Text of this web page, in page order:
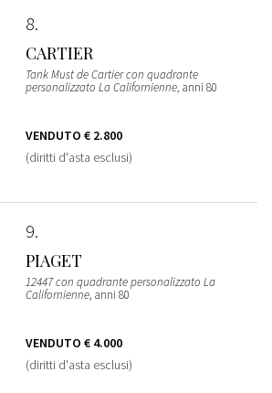
8
CARTIER
Tank Must de Cartier con quadrante
personalizzato La Californienne, anni 80
VENDUTO € 2.800
(diritti d'asta esclusi)
9
PIAGET
12447 con quadrante personalizzato La
Californienne, anni 80
VENDUTO € 4.000
(diritti d'asta esclusi)